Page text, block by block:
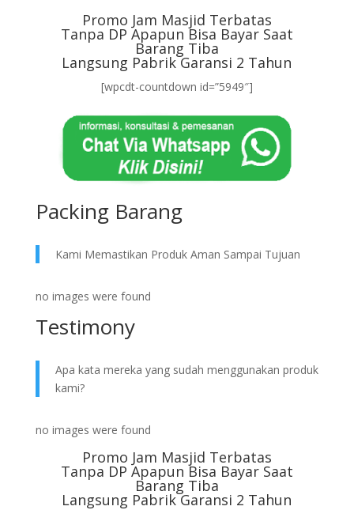
Promo Jam Masjid Terbatas
Tanpa DP Apapun Bisa Bayar Saat
Barang Tiba
Langsung Pabrik Garansi 2 Tahun
[wpcdt-countdown id=”5949″]
Packing Barang
Kami Memastikan Produk Aman Sampai Tujuan
no images were found
Testimony
Apa kata mereka yang sudah menggunakan produk
kami?
no images were found
Promo Jam Masjid Terbatas
Tanpa DP Apapun Bisa Bayar Saat
Barang Tiba
Langsung Pabrik Garansi 2 Tahun